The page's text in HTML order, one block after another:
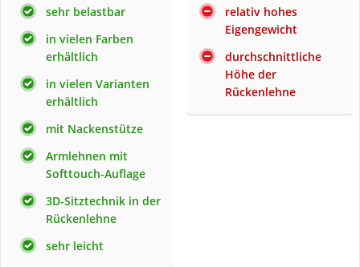
sehr belastbar
in vielen Farben
erhältlich
in vielen Varianten
erhältlich
mit Nackenstütze
Armlehnen mit
Softtouch-Auflage
3D-Sitztechnik in der
Rückenlehne
sehr leicht
relativ hohes
Eigengewicht
durchschnittliche
Höhe der
Rückenlehne